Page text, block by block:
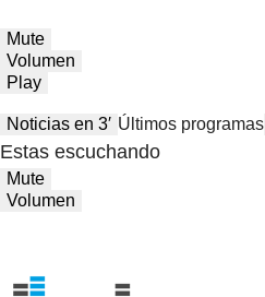
Mute
Volumen
Play
Noticias en 3′ Últimos programas
Estas escuchando
Mute
Volumen